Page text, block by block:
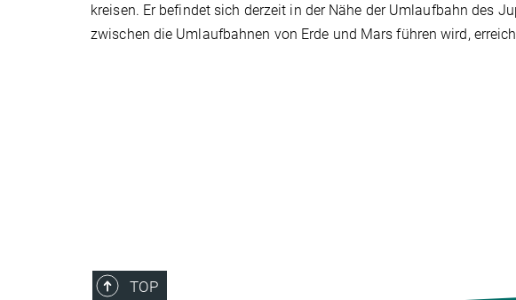
kreisen. Er befindet sich derzeit in der Nähe der Umlaufbahn des
zwischen die Umlaufbahnen von Erde und Mars führen wird,
TOP